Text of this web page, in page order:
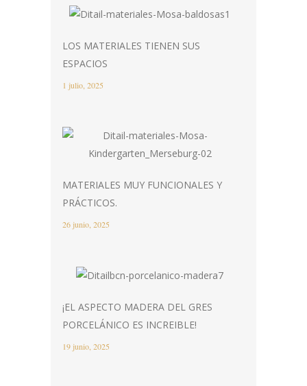
LOS MATERIALES TIENEN SUS
ESPACIOS
1 julio, 2025
MATERIALES MUY FUNCIONALES Y
PRÁCTICOS.
26 junio, 2025
¡EL ASPECTO MADERA DEL GRES
PORCELÁNICO ES INCREIBLE!
19 junio, 2025